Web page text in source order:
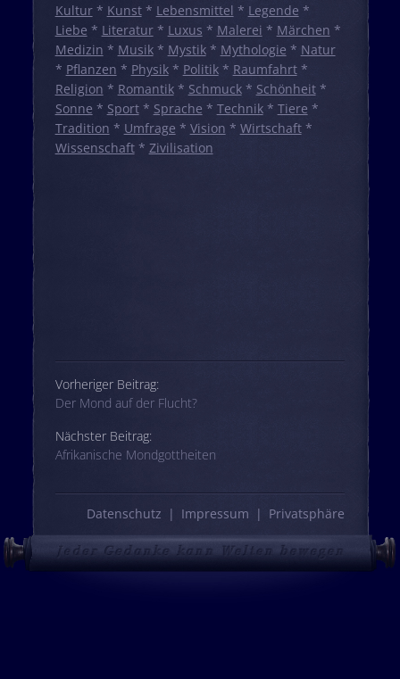
Kultur* Kunst* Lebensmittel * Legende *
Liebe * Literatur* Luxus * Malerei * Märchen *
Medizin * Musik* Mystik* Mythologie * Natur
* Pflanzen * Physik* Politik* Raumfahrt*
Religion * Romantik* Schmuck* Schönheit*
Sonne * Sport* Sprache * Technik* Tiere *
Tradition * Umfrage * Vision * Wirtschaft*
Wissenschaft* Zivilisation
Beitrags-Navigation
Vorheriger Beitrag:
Der Mond auf der Flucht?
Nächster Beitrag:
Afrikanische Mondgottheiten
Datenschutz Impressum Privatsphäre